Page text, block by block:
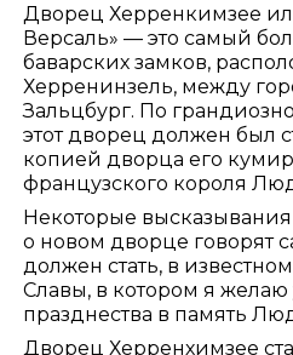
Дворец Херренкимзее
Версаль» — это самый
баварских замков,
Херренинзель, между
Зальцбург. По
этот дворец должен был
копией дворца его
французского короля
Некоторые
о новом дворце говорят
должен стать, в
Славы, в котором я желаю
празднества в память
Дворец Херренхимзее